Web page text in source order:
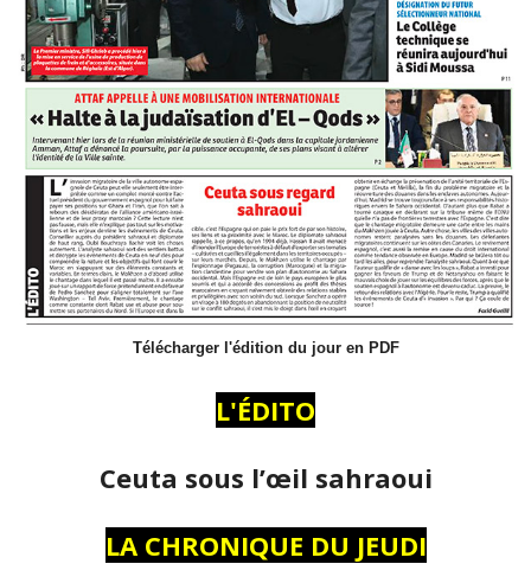
Télécharger l'édition du jour en PDF
L'ÉDITO
Ceuta sous l’œil sahraoui
LA CHRONIQUE DU JEUDI